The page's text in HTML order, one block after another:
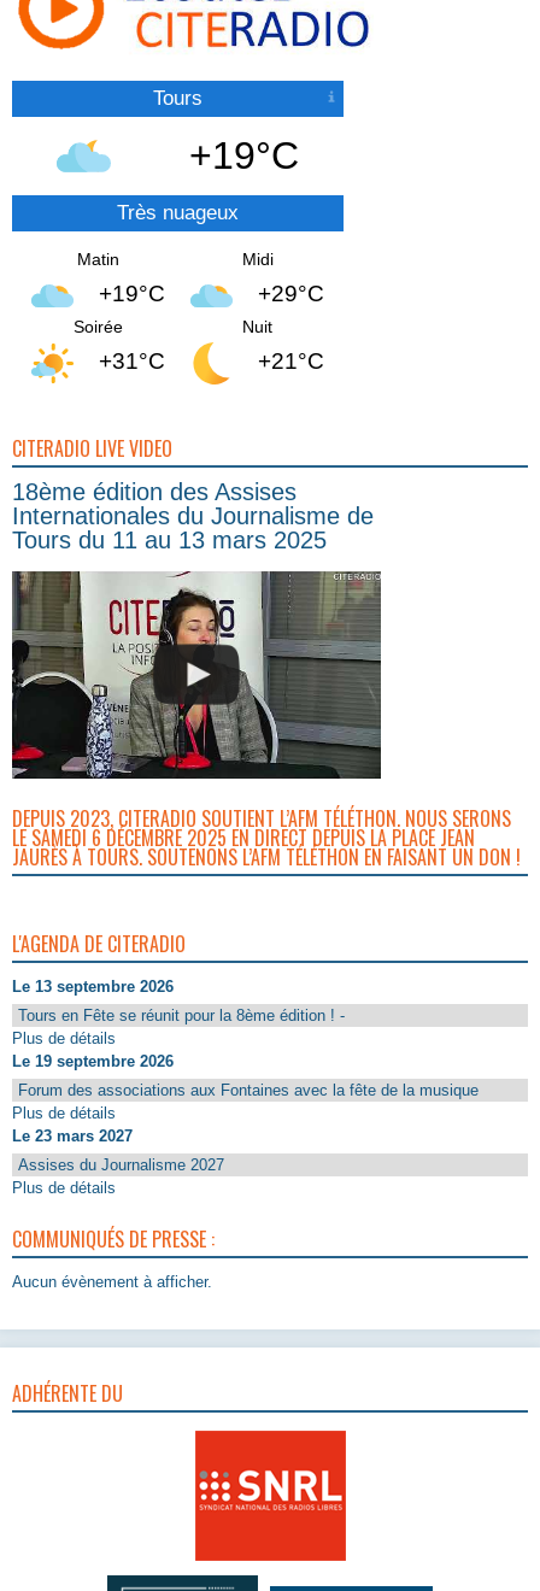
Tours
+19°C
Très nuageux
Matin
+19°C
Midi
+29°C
Soirée
+31°C
Nuit
+21°C
CITERADIO LIVE VIDEO
18ème édition des Assises
Internationales du Journalisme de
Tours du 11 au 13 mars 2025
DEPUIS 2023, CITERADIO SOUTIENT L’AFM TÉLÉTHON. NOUS SERONS
LE SAMEDI 6 DÉCEMBRE 2025 EN DIRECT DEPUIS LA PLACE JEAN
JAURÈS À TOURS. SOUTENONS L’AFM TÉLÉTHON EN FAISANT UN DON !
L'AGENDA DE CITERADIO
Le 13 septembre 2026
Tours en Fête se réunit pour la 8ème édition ! -
Plus de détails
Le 19 septembre 2026
Forum des associations aux Fontaines avec la fête de la musique
Plus de détails
Le 23 mars 2027
Assises du Journalisme 2027
Plus de détails
COMMUNIQUÉS DE PRESSE :
Aucun évènement à afficher.
ADHÉRENTE DU